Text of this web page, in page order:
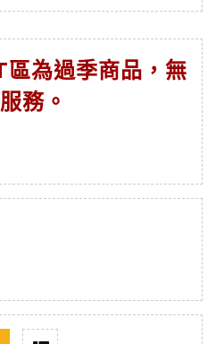
區為過季商品，無
務。